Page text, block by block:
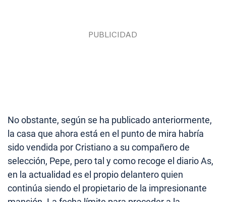
No obstante, según se ha publicado anteriormente,
la casa que ahora está en el punto de mira habría
sido vendida por Cristiano a su compañero de
selección, Pepe, pero tal y como recoge el diario As,
en la actualidad es el propio delantero quien
continúa siendo el propietario de la impresionante